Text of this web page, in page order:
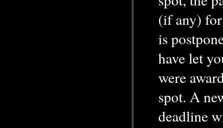
(if any)
is
have let
were
spot. A
deadline